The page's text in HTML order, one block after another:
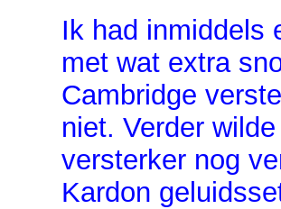
Ik had inmiddels
met wat extra
Cambridge
niet. Verder
versterker nog
Kardon